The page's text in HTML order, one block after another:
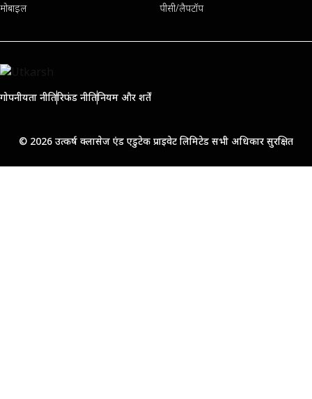
मोबाइल पीसी/लैपटॉप
गोपनीयता नीतिरिफंड नीतिनियम और शर्तें
© 2026 उत्कर्ष क्लासेज एंड एडुटेक प्राइवेट लिमिटेड सभी अधिकार सुरक्षित